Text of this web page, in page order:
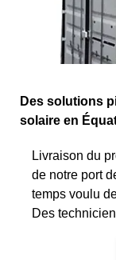
Des solutions
solaire en
Livraison du
de notre port
temps voulu
Des